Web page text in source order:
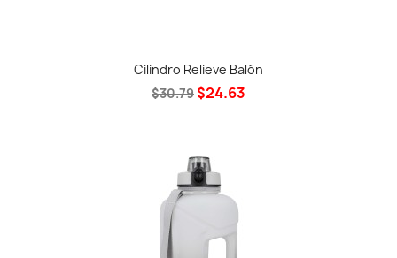
Cilindro Relieve Balón
$30.79 $24.63